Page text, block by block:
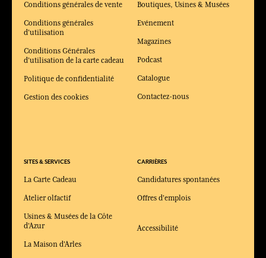
Conditions générales de vente
Conditions générales
d'utilisation
Conditions Générales
d'utilisation de la carte cadeau
Politique de confidentialité
Gestion des cookies
SITES & SERVICES
La Carte Cadeau
Atelier olfactif
Usines & Musées de la Côte
d'Azur
La Maison d'Arles
Boutiques, Usines & Musées
Evénement
Magazines
Podcast
Catalogue
Contactez-nous
CARRIÈRES
Candidatures spontanées
Offres d'emplois
Accessibilité